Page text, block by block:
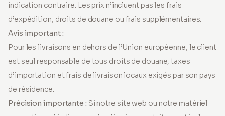
indication contraire. Les prix n’incluent pas les frais
d’expédition, droits de douane ou frais supplémentaires.
Avis important :
Pour les livraisons en dehors de l’Union européenne, le client
est seul responsable de tous droits de douane, taxes
d’importation et frais de livraison locaux exigés par son pays
de résidence.
Précision importante : Si notre site web ou notre matériel